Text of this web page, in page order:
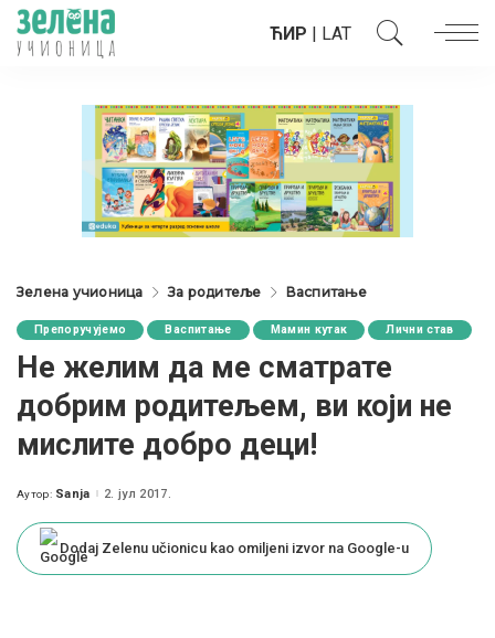
ЋИР | LAT
Зелена учионица За родитеље Васпитање
Препоручујемо Васпитање Мамин кутак Лични став
Не желим да ме сматрате
добрим родитељем, ви који не
мислите добро деци!
Posted
Аутор: Sanja 2. јул 2017.
Dodaj Zelenu učionicu kao omiljeni izvor na Google-u